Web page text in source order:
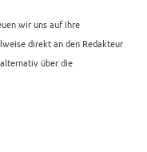
wir uns auf Ihre
direkt an den Redakteur
über die